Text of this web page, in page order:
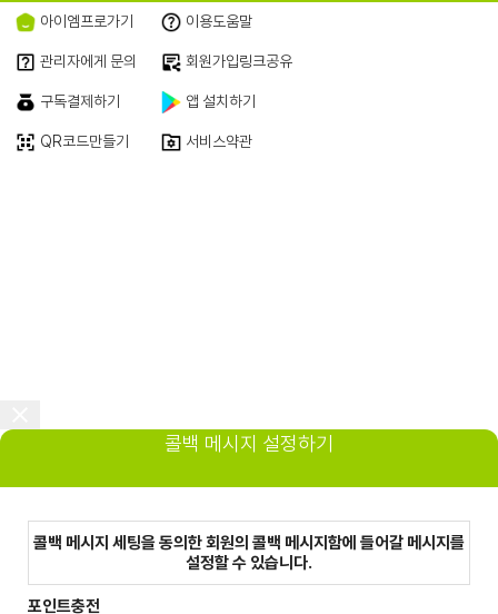
아이엠프로가기 이용도움말
관리자에게 문의 회원가입링크공유
구독결제하기 앱 설치하기
QR코드만들기 서비스약관
콜백 메시지 설정하기
콜백 메시지 세팅을 동의한 회원의 콜백 메시지함에 들어갈 메시지를
설정할 수 있습니다.
포인트충전